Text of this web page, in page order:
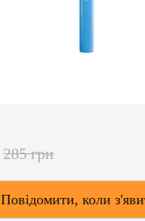
285 грн
Повідомити, коли